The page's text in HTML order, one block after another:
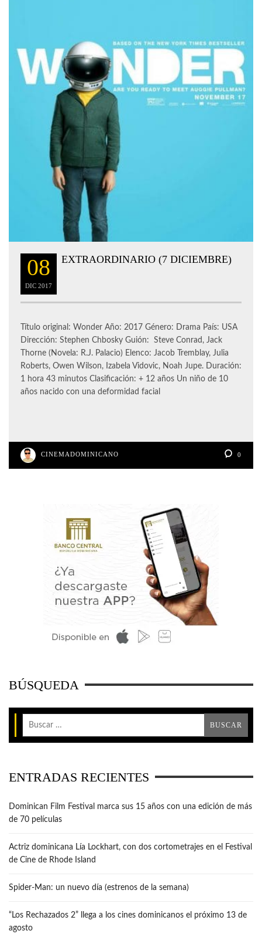
08
DIC 2017
EXTRAORDINARIO (7 DICIEMBRE)
Título original: Wonder Año: 2017 Género: Drama País: USA
Dirección: Stephen Chbosky Guión: Steve Conrad, Jack
Thorne (Novela: R.J. Palacio) Elenco: Jacob Tremblay, Julia
Roberts, Owen Wilson, Izabela Vidovic, Noah Jupe. Duración:
1 hora 43 minutos Clasificación: + 12 años Un niño de 10
años nacido con una deformidad facial
CINEMADOMINICANO 0
BÚSQUEDA
ENTRADAS RECIENTES
Dominican Film Festival marca sus 15 años con una edición de más
de 70 películas
Actriz dominicana Lía Lockhart, con dos cortometrajes en el Festival
de Cine de Rhode Island
Spider-Man: un nuevo día (estrenos de la semana)
“Los Rechazados 2” llega a los cines dominicanos el próximo 13 de
agosto